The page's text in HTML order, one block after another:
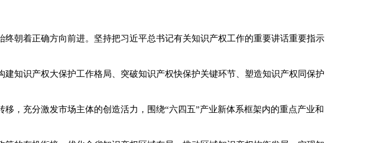
着正确方向前进。坚持把习近平总书记有关知识产权工作的重要讲话重要指示
识产权大保护工作格局、突破知识产权快保护关键环节、塑造知识产权同保护
充分激发市场主体的创造活力，围绕“六四五”产业新体系框架内的重点产业和